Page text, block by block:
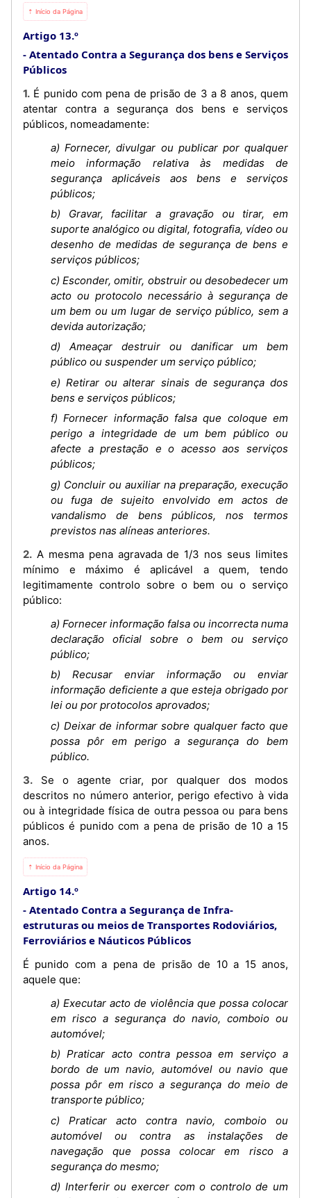
⇡ Início da Página
Artigo 13.º
Atentado Contra a Segurança dos bens e Serviços
Públicos
1. É punido com pena de prisão de 3 a 8 anos, quem
atentar contra a segurança dos bens e serviços
públicos, nomeadamente:
a) Fornecer, divulgar ou publicar por qualquer
meio informação relativa às medidas de
segurança aplicáveis aos bens e serviços
públicos;
b) Gravar, facilitar a gravação ou tirar, em
suporte analógico ou digital, fotografia, vídeo ou
desenho de medidas de segurança de bens e
serviços públicos;
c) Esconder, omitir, obstruir ou desobedecer um
acto ou protocolo necessário à segurança de
um bem ou um lugar de serviço público, sem a
devida autorização;
d) Ameaçar destruir ou danificar um bem
público ou suspender um serviço público;
e) Retirar ou alterar sinais de segurança dos
bens e serviços públicos;
f) Fornecer informação falsa que coloque em
perigo a integridade de um bem público ou
afecte a prestação e o acesso aos serviços
públicos;
g) Concluir ou auxiliar na preparação, execução
ou fuga de sujeito envolvido em actos de
vandalismo de bens públicos, nos termos
previstos nas alíneas anteriores.
2. A mesma pena agravada de 1/3 nos seus limites
mínimo e máximo é aplicável a quem, tendo
legitimamente controlo sobre o bem ou o serviço
público:
a) Fornecer informação falsa ou incorrecta numa
declaração oficial sobre o bem ou serviço
público;
b) Recusar enviar informação ou enviar
informação deficiente a que esteja obrigado por
lei ou por protocolos aprovados;
c) Deixar de informar sobre qualquer facto que
possa pôr em perigo a segurança do bem
público.
3. Se o agente criar, por qualquer dos modos
descritos no número anterior, perigo efectivo à vida
ou à integridade física de outra pessoa ou para bens
públicos é punido com a pena de prisão de 10 a 15
anos.
⇡ Início da Página
Artigo 14.º
Atentado Contra a Segurança de Infra-
estruturas ou meios de Transportes Rodoviários,
Ferroviários e Náuticos Públicos
É punido com a pena de prisão de 10 a 15 anos,
aquele que:
a) Executar acto de violência que possa colocar
em risco a segurança do navio, comboio ou
automóvel;
b) Praticar acto contra pessoa em serviço a
bordo de um navio, automóvel ou navio que
possa pôr em risco a segurança do meio de
transporte público;
c) Praticar acto contra navio, comboio ou
automóvel ou contra as instalações de
navegação que possa colocar em risco a
segurança do mesmo;
d) Interferir ou exercer com o controlo de um